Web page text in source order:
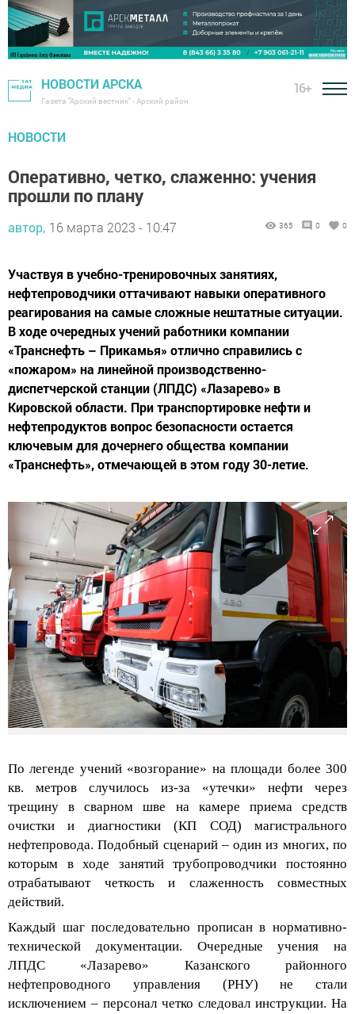
НОВОСТИ АРСКА
Газета "Арский вестник" - Арский район
16+
НОВОСТИ
Оперативно, четко, слаженно: учения
прошли по плану
автор, 16 марта 2023 - 10:47 365 0 0
Участвуя в учебно-тренировочных занятиях,
нефтепроводчики оттачивают навыки оперативного
реагирования на самые сложные нештатные ситуации.
В ходе очередных учений работники компании
«Транснефть – Прикамья» отлично справились с
«пожаром» на линейной производственно-
диспетчерской станции (ЛПДС) «Лазарево» в
Кировской области. При транспортировке нефти и
нефтепродуктов вопрос безопасности остается
ключевым для дочернего общества компании
«Транснефть», отмечающей в этом году 30-летие.
По легенде учений «возгорание» на площади более 300
кв. метров случилось из-за «утечки» нефти через
трещину в сварном шве на камере приема средств
очистки и диагностики (КП СОД) магистрального
нефтепровода. Подобный сценарий – один из многих,по
которым в ходе занятий трубопроводчики постоянно
отрабатывают четкость и слаженность совместных
действий.
Каждый шаг последовательно прописан в нормативно-
технической документации. Очередные учения на
ЛПДС
«Лазарево» Казанского районного
нефтепроводного управления (РНУ) не стали
исключением – персонал четко следовал инструкции. На